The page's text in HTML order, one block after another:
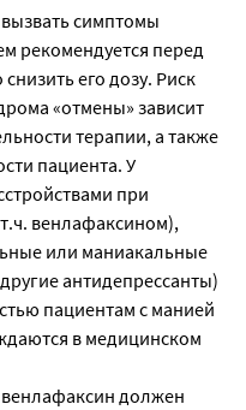
симптомы
рекомендуется перед
его дозу. Риск
«отмены» зависит
терапии, а также
пациента. У
при
венлафаксином),
или маниакальные
антидепрессанты)
пациентам с манией
в медицинском
венлафаксин должен